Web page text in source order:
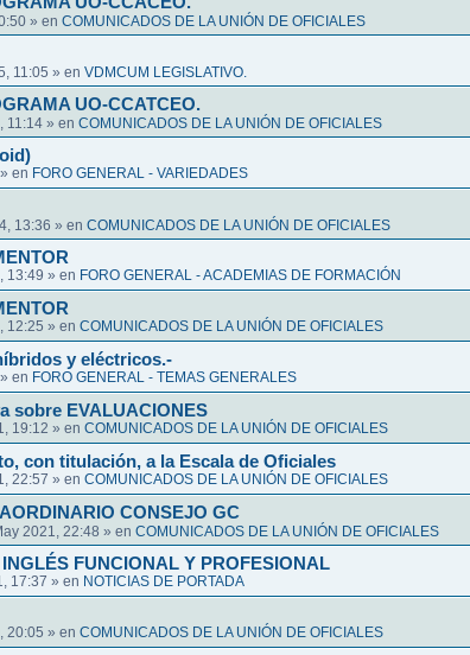
» en COMUNICADOS DE LA UNIÓN DE OFICIALES
11:05 » en VDMCUM LEGISLATIVO.
UO-CCATCEO.
11:14 » en COMUNICADOS DE LA UNIÓN DE OFICIALES
» en FORO GENERAL - VARIEDADES
13:36 » en COMUNICADOS DE LA UNIÓN DE OFICIALES
13:49 » en FORO GENERAL - ACADEMIAS DE FORMACIÓN
12:25 » en COMUNICADOS DE LA UNIÓN DE OFICIALES
y eléctricos.-
» en FORO GENERAL - TEMAS GENERALES
sobre EVALUACIONES
19:12 » en COMUNICADOS DE LA UNIÓN DE OFICIALES
con titulación, a la Escala de Oficiales
22:57 » en COMUNICADOS DE LA UNIÓN DE OFICIALES
CONSEJO GC
2021, 22:48 » en COMUNICADOS DE LA UNIÓN DE OFICIALES
FUNCIONAL Y PROFESIONAL
17:37 » en NOTICIAS DE PORTADA
20:05 » en COMUNICADOS DE LA UNIÓN DE OFICIALES